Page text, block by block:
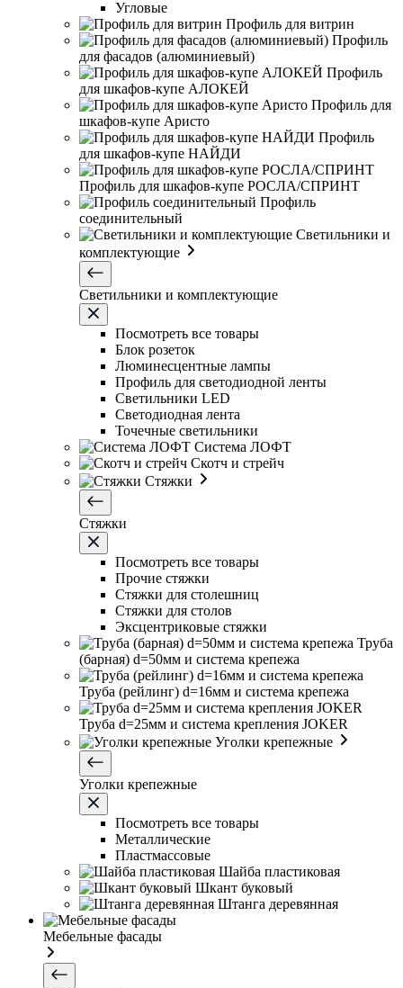
Угловые
Профиль для витрин
Профиль
для фасадов (алюминиевый)
Профиль
для шкафов-купе АЛОКЕЙ
Профиль для
шкафов-купе Аристо
Профиль
для шкафов-купе НАЙДИ
Профиль для шкафов-купе РОСЛА/СПРИНТ
Профиль
соединительный
Светильники и
комплектующие
Светильники и комплектующие
Посмотреть все товары
Блок розеток
Люминесцентные лампы
Профиль для светодиодной ленты
Светильники LED
Светодиодная лента
Точечные светильники
Система ЛОФТ
Скотч и стрейч
Стяжки
Стяжки
Посмотреть все товары
Прочие стяжки
Стяжки для столешниц
Стяжки для столов
Эксцентриковые стяжки
Труба
(барная) d=50мм и система крепежа
Труба (рейлинг) d=16мм и система крепежа
Труба d=25мм и система крепления JOKER
Уголки крепежные
Уголки крепежные
Посмотреть все товары
Металлические
Пластмассовые
Шайба пластиковая
Шкант буковый
Штанга деревянная
Мебельные фасады